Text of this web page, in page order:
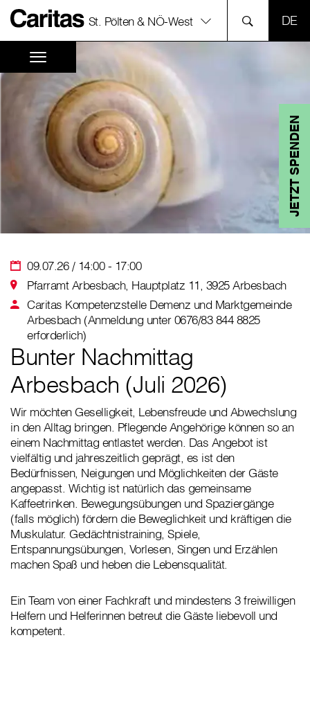
St. Pölten & NÖ-West
JETZT SPENDEN
09.07.26 / 14:00 - 17:00
Pfarramt Arbesbach, Hauptplatz 11, 3925 Arbesbach
Caritas Kompetenzstelle Demenz und Marktgemeinde
Arbesbach (Anmeldung unter 0676/83 844 8825
erforderlich)
Bunter Nachmittag
Arbesbach (Juli 2026)
Wir möchten Geselligkeit, Lebensfreude und Abwechslung
in den Alltag bringen. Pflegende Angehörige können so an
einem Nachmittag entlastet werden. Das Angebot ist
vielfältig und jahreszeitlich geprägt, es ist den
Bedürfnissen, Neigungen und Möglichkeiten der Gäste
angepasst. Wichtig ist natürlich das gemeinsame
Kaffeetrinken. Bewegungsübungen und Spaziergänge
(falls möglich) fördern die Beweglichkeit und kräftigen die
Muskulatur. Gedächtnistraining, Spiele,
Entspannungsübungen, Vorlesen, Singen und Erzählen
machen Spaß und heben die Lebensqualität.
Ein Team von einer Fachkraft und mindestens 3 freiwilligen
Helfern und Helferinnen betreut die Gäste liebevoll und
kompetent.